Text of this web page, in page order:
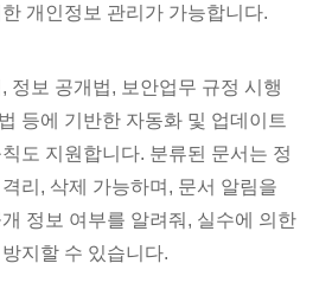
개인정보 관리가 가능합니다.
정보 공개법, 보안업무 규정 시행
등에 기반한 자동화 및 업데이트
도 지원합니다. 분류된 문서는 정
리, 삭제 가능하며, 문서 알림을
정보 여부를 알려줘, 실수에 의한
지할 수 있습니다.